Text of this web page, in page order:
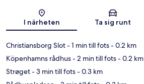
Karta
I närheten Ta sig runt
Christiansborg Slot- 1 min till fots- 0.2 km
Köpenhamns rådhus- 2 min till fots- 0.2 km
Strøget- 3 min till fots- 0.3 km